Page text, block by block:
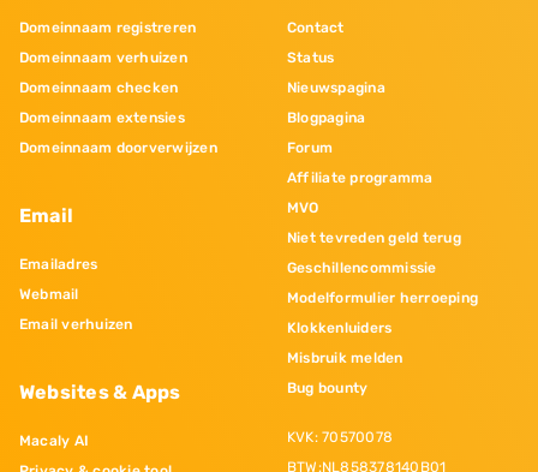
Domeinnaam registreren
Domeinnaam verhuizen
Domeinnaam checken
Domeinnaam extensies
Domeinnaam doorverwijzen
Email
Emailadres
Webmail
Email verhuizen
Websites & Apps
Macaly AI
Contact
Status
Nieuwspagina
Blogpagina
Forum
Affiliate programma
MVO
Niet tevreden geld terug
Geschillencommissie
Modelformulier herroeping
Klokkenluiders
Misbruik melden
Bug bounty
KVK: 70570078
BTW:NL858378140B01